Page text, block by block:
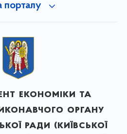
порталу
економіки та
органу
ради (київської